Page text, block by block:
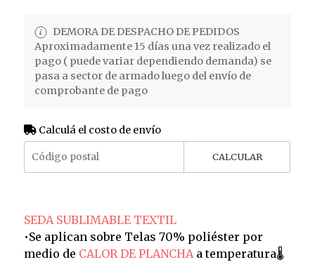
DEMORA DE DESPACHO DE PEDIDOS
Aproximadamente 15 días una vez realizado el
pago ( puede variar dependiendo demanda) se
pasa a sector de armado luego del envío de
comprobante de pago
Calculá el costo de envío
CALCULAR
SEDA SUBLIMABLE TEXTIL
•Se aplican sobre Telas 70% poliéster por
medio de CALOR DE PLANCHA a temperatura🌡️